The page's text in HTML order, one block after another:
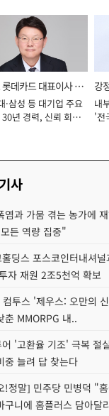
데카드 대표이사 사
·삼성 등 대기업 주요
30년 경력, 신뢰 회복
강
내
'전
사
염과 가뭄 겪는 농가에
든 역량 집중"
딩스 포스코인터내셔
자 재원 2조5천억 확보
투스 '제우스: 오만의
춘 MMORPG 내..
어 '고환율 기조' 극복 절
중 늘려 답 찾는다
!정말] 민주당 민병덕 "
구니에 홈플러스 담아달